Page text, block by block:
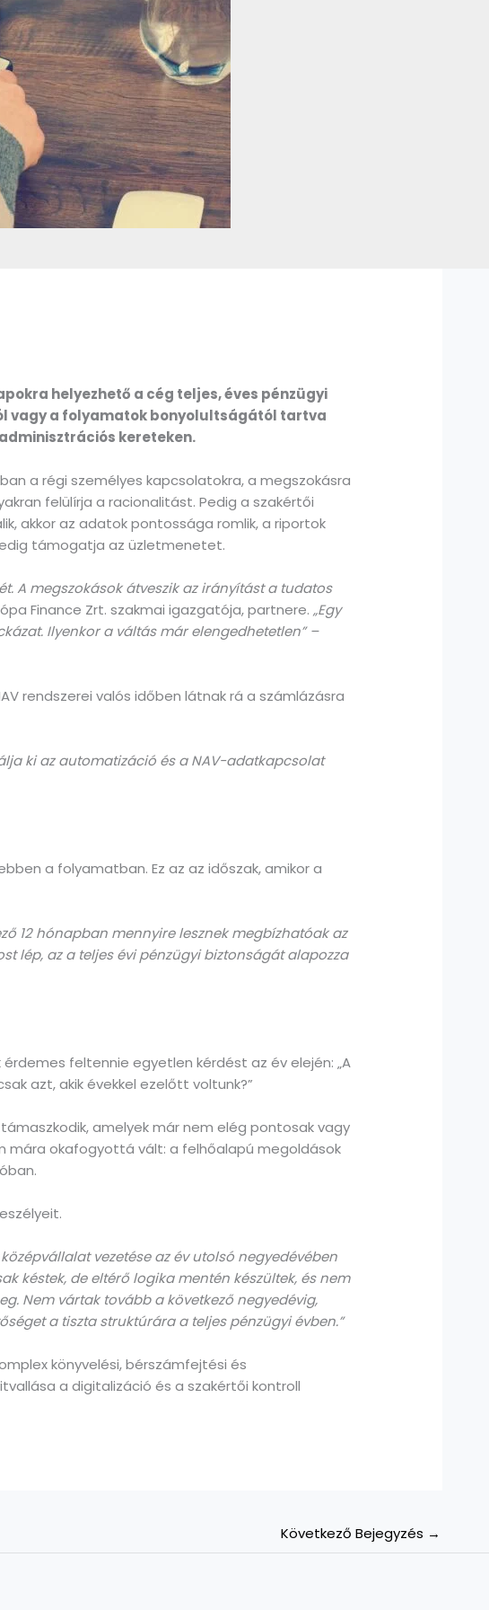
helyezhető a cég teljes, éves pénzügyi
vagy a folyamatok bonyolultságától tartva
kereteken.
a régi személyes kapcsolatokra, a megszokásra
felülírja a racionalitást. Pedig a szakértői
akkor az adatok pontossága romlik, a riportok
támogatja az üzletmenetet.
A megszokások átveszik az irányítást a tudatos
Finance Zrt. szakmai igazgatója, partnere.„Egy
Ilyenkor a váltás már elengedhetetlen” –
rendszerei valós időben látnak rá a számlázásra
ki az automatizáció és a NAV-adatkapcsolat
a folyamatban. Ez az az időszak, amikor a
12 hónapban mennyire lesznek megbízhatóak az
lép, az a teljes évi pénzügyi biztonságát alapozza
feltennie egyetlen kérdést az év elején: „A
azt, akik évekkel ezelőtt voltunk?”
amelyek már nem elég pontosak vagy
mára okafogyottá vált: a felhőalapú megoldások
vezetése az év utolsó negyedévében
késtek, de eltérő logika mentén készültek, és nem
Nem vártak tovább a következő negyedévig,
a tiszta struktúrára a teljes pénzügyi évben.”
könyvelési, bérszámfejtési és
a digitalizáció és a szakértői kontroll
Következő Bejegyzés →